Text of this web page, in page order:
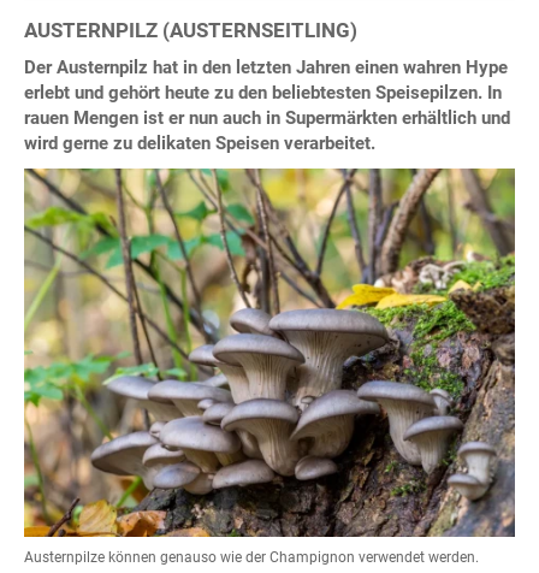
AUSTERNPILZ (AUSTERNSEITLING)
Der Austernpilz hat in den letzten Jahren einen wahren Hype
erlebt und gehört heute zu den beliebtesten Speisepilzen. In
rauen Mengen ist er nun auch in Supermärkten erhältlich und
wird gerne zu delikaten Speisen verarbeitet.
Austernpilze können genauso wie der Champignon verwendet werden.